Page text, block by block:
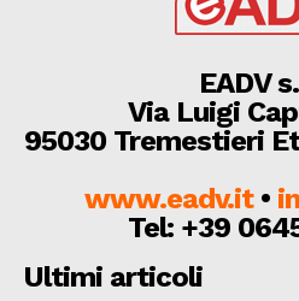
EADV
Via Luigi
95030 Tremestieri
www.eadv.it•
Tel: +39
Ultimi articoli